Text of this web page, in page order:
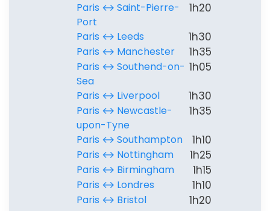
Paris ↔︎ Saint-Pierre-
Port
1h20
Paris ↔︎ Leeds 1h30
Paris ↔︎ Manchester 1h35
Paris ↔︎ Southend-on-
Sea
1h05
Paris ↔︎ Liverpool 1h30
Paris ↔︎ Newcastle-
upon-Tyne
1h35
Paris ↔︎ Southampton 1h10
Paris ↔︎ Nottingham 1h25
Paris ↔︎ Birmingham 1h15
Paris ↔︎ Londres 1h10
Paris ↔︎ Bristol 1h20